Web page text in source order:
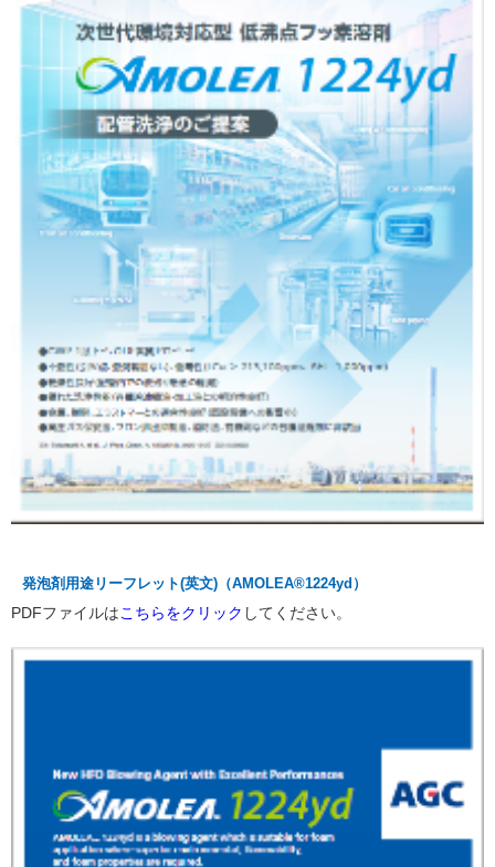
発泡剤用途リーフレット(英文)（AMOLEA®1224yd）
PDFファイルはこちらをクリック してください。